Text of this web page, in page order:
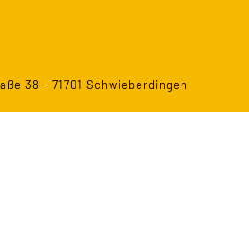
38 - 71701 Schwieberdingen